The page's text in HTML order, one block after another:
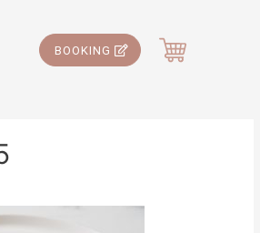
BOOKING